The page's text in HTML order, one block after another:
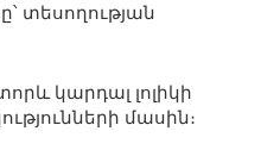
տեսողության
կարդալ լոլիկի
մասին։